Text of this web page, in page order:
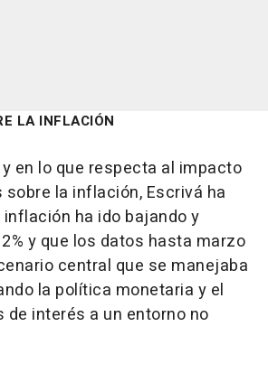
LA INFLACIÓN
en lo que respecta al impacto
la inflación, Escrivá ha
ha ido bajando y
y que los datos hasta marzo
central que se manejaba
la política monetaria y el
de interés a un entorno no